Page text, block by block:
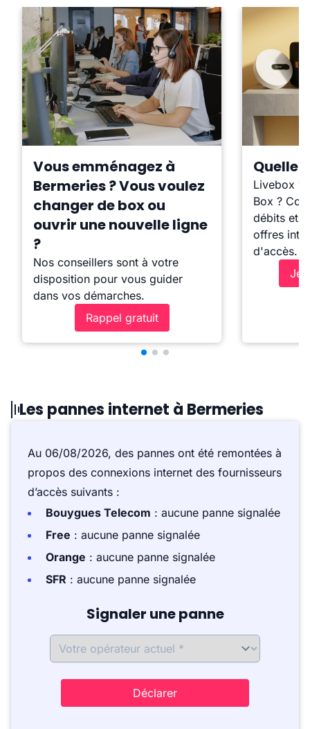
Vous emménagez à
Bermeries ? Vous voulez
changer de box ou
ouvrir une nouvelle ligne
?
Nos conseillers sont à votre
disposition pour vous guider
dans vos démarches.
Rappel gratuit
Quelle
Livebox ?
Box ?
débits et
offres
d'accès.
Je
Les pannes internet à Bermeries
Au 06/08/2026, des pannes ont été remontées à
propos des connexions internet des fournisseurs
d’accès suivants :
Bouygues Telecom : aucune panne signalée
Free : aucune panne signalée
Orange : aucune panne signalée
SFR : aucune panne signalée
Signaler une panne
Déclarer